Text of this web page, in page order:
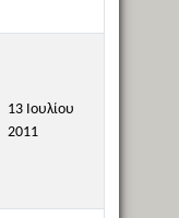
13 Ιουλίου
2011